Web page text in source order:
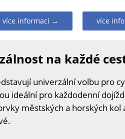
více informací → více
na každé
univerzální volbu pro
ideální pro každodenní
městských a horských kol